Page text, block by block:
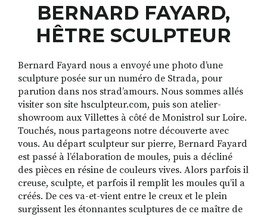
BERNARD FAYARD,
HÊTRE SCULPTEUR
Bernard Fayard nous a envoyé une photo d’une
sculpture posée sur un numéro de Strada, pour
parution dans nos strad’amours. Nous sommes allés
visiter son site hsculpteur.com, puis son atelier-
showroom aux Villettes à côté de Monistrol sur Loire.
Touchés, nous partageons notre découverte avec
vous. Au départ sculpteur sur pierre, Bernard Fayard
est passé à l’élaboration de moules, puis a décliné
des pièces en résine de couleurs vives. Alors parfois il
creuse, sculpte, et parfois il remplit les moules qu’il a
créés. De ces va-et-vient entre le creux et le plein
surgissent les étonnantes sculptures de ce maître de